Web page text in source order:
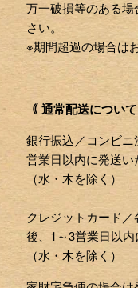
万一破損等のある
さい。
※期間超過の場合は
｟ 通常配送について
銀行振込／コンビ
営業日以内に発送い
（水・木を除く）
クレジットカード
後、1～3営業日以内
（水・木を除く）